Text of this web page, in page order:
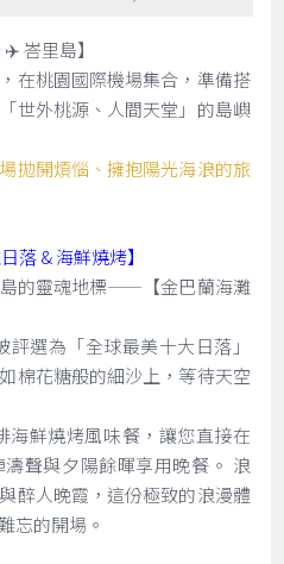
峇里島】
在桃園國際機場集合，準備搭
世外桃源、人間天堂」的島嶼
拋開煩惱、擁抱陽光海浪的旅
落 & 海鮮燒烤】
的靈魂地標——【金巴蘭海灘
選為「全球最美十大日落」
棉花糖般的細沙上，等待天空
鮮燒烤風味餐，讓您直接在
聲與夕陽餘暉享用晚餐。 浪
醉人晚霞，這份極致的浪漫體
忘的開場。